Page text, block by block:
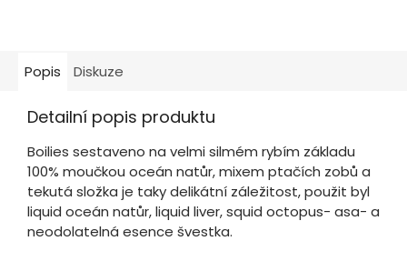
Popis Diskuze
Detailní popis produktu
Boilies sestaveno na velmi silmém rybím základu
100% moučkou oceán natůr, mixem ptačích zobů a
tekutá složka je taky delikátní záležitost, použit byl
liquid oceán natůr, liquid liver, squid octopus- asa- a
neodolatelná esence švestka.